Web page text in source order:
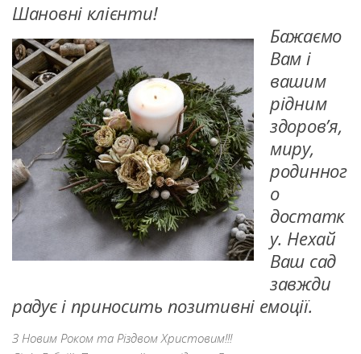
Контакти
Шановні клієнти!
Бажаємо
Вам і
вашим
рідним
здоров’я,
миру,
родинног
о
достатк
у. Нехай
Ваш сад
завжди
радує і приносить позитивні емоції.
З Новим Роком та Різдвом Христовим!!!